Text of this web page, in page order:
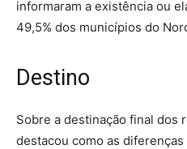
informaram a existência ou
49,5% dos municípios do
Destino
Sobre a destinação final dos
destacou como as